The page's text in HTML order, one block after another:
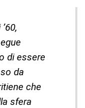
di essere
da
che
sfera